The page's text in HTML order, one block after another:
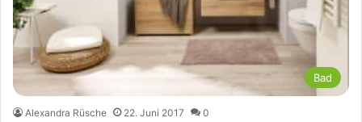
Bad
Alexandra Rüsche 22. Juni 2017 0